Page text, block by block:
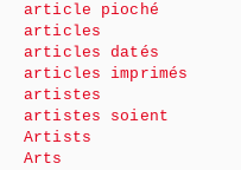
article pioché
articles
articles datés
articles imprimés
artistes
artistes soient
Artists
Arts